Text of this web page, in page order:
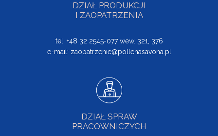
DZIAŁ PRODUKCJI
I ZAOPATRZENIA
tel. +48 32 2545-077 wew. 321, 376
e-mail: zaopatrzenie@pollenasavona.pl
DZIAŁ SPRAW
PRACOWNICZYCH